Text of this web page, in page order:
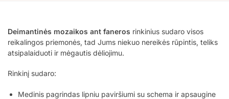
Deimantinės mozaikos ant faneros rinkinius sudaro visos
reikalingos priemonės, tad Jums niekuo nereikės rūpintis, teliks
atsipalaiduoti ir mėgautis dėliojimu.
Rinkinį sudaro:
Medinis pagrindas lipniu paviršiumi su schema ir apsaugine